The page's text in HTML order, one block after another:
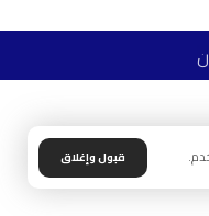
قبول وإغلاق